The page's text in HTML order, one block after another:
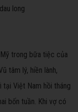
trong bữa tiệc của
tâm lý, hiền lành,
Việt Nam hồi tháng
bốn tuần. Khi vợ có